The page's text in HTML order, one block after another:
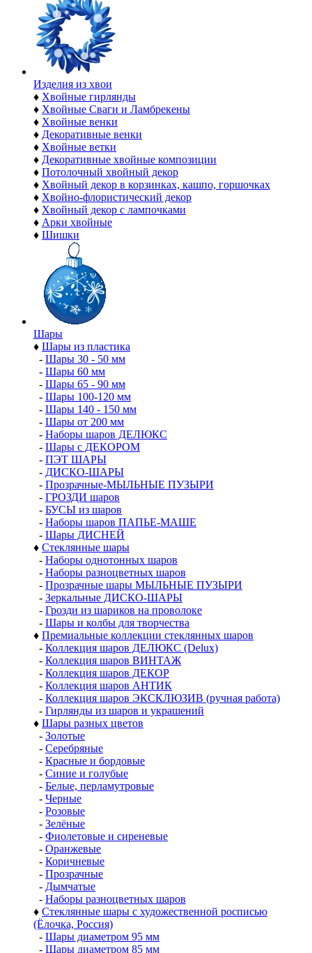
Изделия из хвои
♦ Хвойные гирлянды
♦ Хвойные Сваги и Ламбрекены
♦ Хвойные венки
♦ Декоративные венки
♦ Хвойные ветки
♦ Декоративные хвойные композиции
♦ Потолочный хвойный декор
♦ Хвойный декор в корзинках, кашпо, горшочках
♦ Хвойно-флористический декор
♦ Хвойный декор с лампочками
♦ Арки хвойные
♦ Шишки
Шары
♦ Шары из пластика
- Шары 30 - 50 мм
- Шары 60 мм
- Шары 65 - 90 мм
- Шары 100-120 мм
- Шары 140 - 150 мм
- Шары от 200 мм
- Наборы шаров ДЕЛЮКС
- Шары с ДЕКОРОМ
- ПЭТ ШАРЫ
- ДИСКО-ШАРЫ
- Прозрачные-МЫЛЬНЫЕ ПУЗЫРИ
- ГРОЗДИ шаров
- БУСЫ из шаров
- Наборы шаров ПАПЬЕ-МАШЕ
- Шары ДИСНЕЙ
♦ Стеклянные шары
- Наборы однотонных шаров
- Наборы разноцветных шаров
- Прозрачные шары МЫЛЬНЫЕ ПУЗЫРИ
- Зеркальные ДИСКО-ШАРЫ
- Грозди из шариков на проволоке
- Шары и колбы для творчества
♦ Премиальные коллекции стеклянных шаров
- Коллекция шаров ДЕЛЮКС (Delux)
- Коллекция шаров ВИНТАЖ
- Коллекция шаров ДЕКОР
- Коллекция шаров АНТИК
- Коллекция шаров ЭКСКЛЮЗИВ (ручная работа)
- Гирлянды из шаров и украшений
♦ Шары разных цветов
- Золотые
- Серебряные
- Красные и бордовые
- Синие и голубые
- Белые, перламутровые
- Черные
- Розовые
- Зелёные
- Фиолетовые и сиреневые
- Оранжевые
- Коричневые
- Прозрачные
- Дымчатые
- Наборы разноцветных шаров
♦ Стеклянные шары с художественной росписью
(Ёлочка, Россия)
- Шары диаметром 95 мм
- Шары диаметром 85 мм